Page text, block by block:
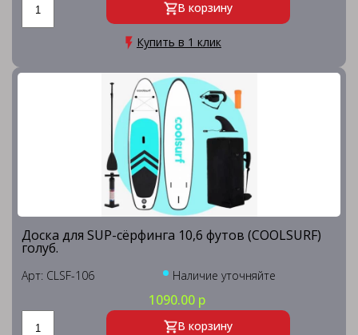
В корзину
Купить в 1 клик
Доска для SUP-сёрфинга 10,6 футов (COOLSURF)
голуб.
Арт: CLSF-106 Наличие уточняйте
1090.00 р
В корзину